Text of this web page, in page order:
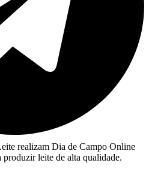
leite de alta qualidade.